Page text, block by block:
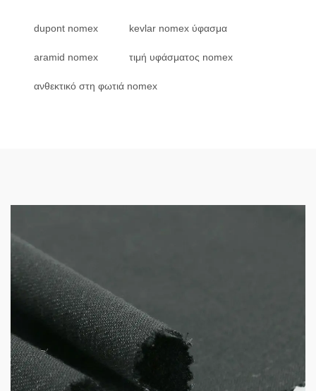
dupont nomex kevlar nomex ύφασμα
aramid nomex τιμή υφάσματος nomex
ανθεκτικό στη φωτιά nomex